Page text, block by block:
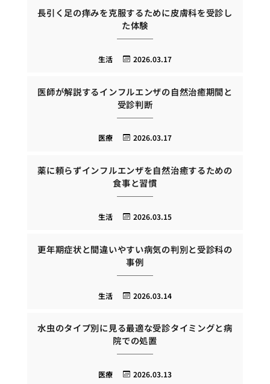
長引く足の痒みを克服するために皮膚科を受診し
た体験
2026.03.17
生活
医師が解説するインフルエンザの自然治癒期間と
受診判断
2026.03.17
医療
薬に頼らずインフルエンザを自然治癒するための
食事と習慣
2026.03.15
生活
更年期症状と間違いやすい病気の判別と受診科の
事例
2026.03.14
生活
水虫のタイプ別に見る最適な受診タイミングと病
院での処置
2026.03.13
医療